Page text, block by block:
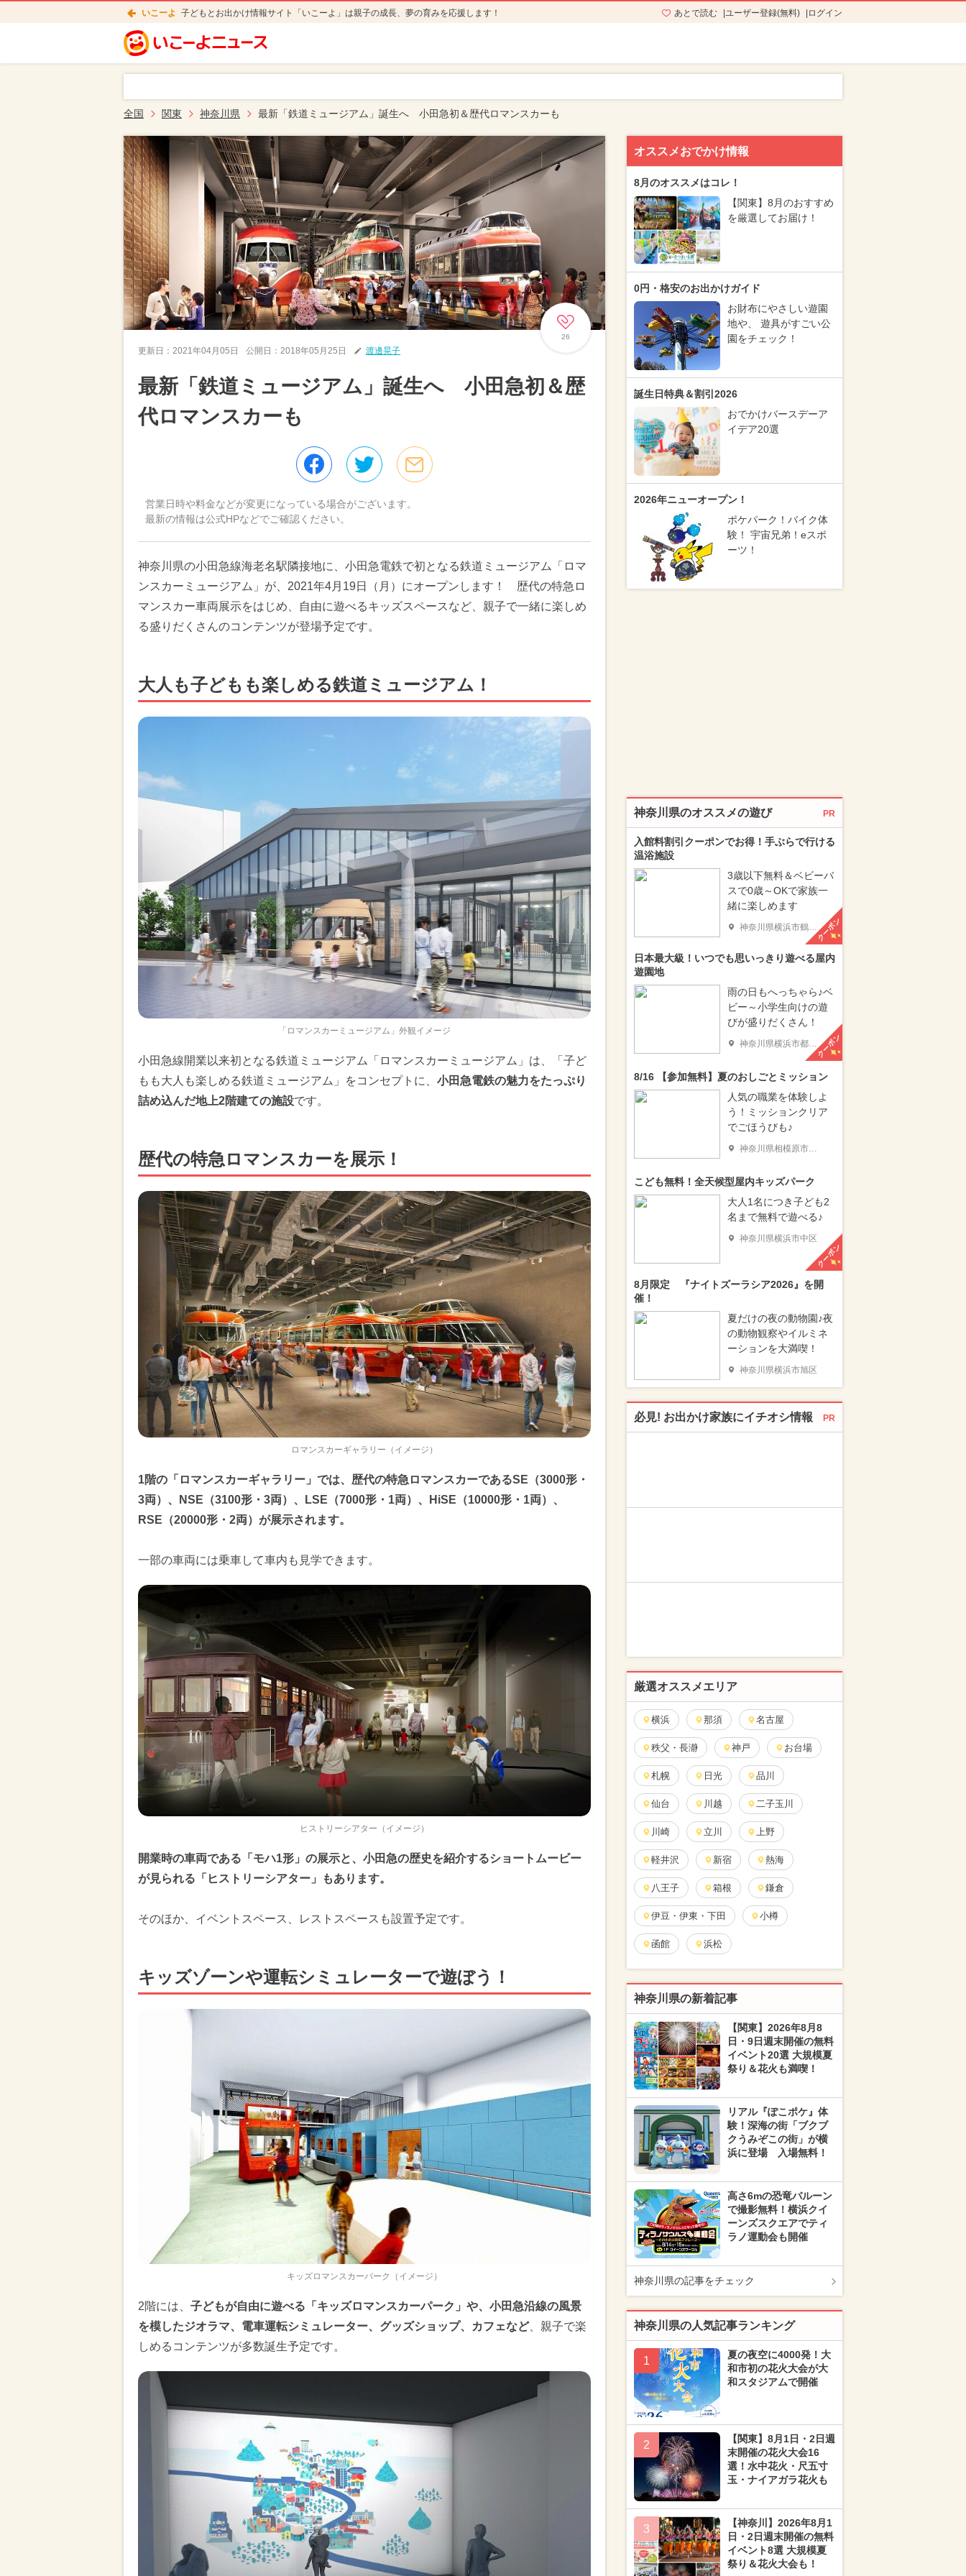
いこーよ 子どもとお出かけ情報サイト「いこーよ」は親子の成長、夢の育みを応援します！ あとで読む ユーザー登録(無料) ログイン
全国 関東 神奈川県 最新「鉄道ミュージアム」誕生へ 小田急初＆歴代ロマンスカーも
26
更新日： 2021年04月05日 公開日： 2018年05月25日 渡邊晃子
最新「鉄道ミュージアム」誕生へ 小田急初＆歴
代ロマンスカーも
営業日時や料金などが変更になっている場合がございます。
最新の情報は公式HPなどでご確認ください。
神奈川県の小田急線海老名駅隣接地に、小田急電鉄で初となる鉄道ミュージアム「ロマ
ンスカーミュージアム」が、2021年4月19日（月）にオープンします！ 歴代の特急ロ
マンスカー車両展示をはじめ、自由に遊べるキッズスペースなど、親子で一緒に楽しめ
る盛りだくさんのコンテンツが登場予定です。
大人も子どもも楽しめる鉄道ミュージアム！
「ロマンスカーミュージアム」外観イメージ
小田急線開業以来初となる鉄道ミュージアム「ロマンスカーミュージアム」は、「子ど
もも大人も楽しめる鉄道ミュージアム」をコンセプトに、 小田急電鉄の魅力をたっぷり
詰め込んだ地上2階建ての施設です。
歴代の特急ロマンスカーを展示！
ロマンスカーギャラリー（イメージ）
1階の「ロマンスカーギャラリー」では、歴代の特急ロマンスカーであるSE（3000形・
3両）、NSE（3100形・3両）、LSE（7000形・1両）、HiSE（10000形・1両）、
RSE（20000形・2両）が展示されます。
一部の車両には乗車して車内も見学できます。
ヒストリーシアター（イメージ）
開業時の車両である「モハ1形」の展示と、小田急の歴史を紹介するショートムービー
が見られる「ヒストリーシアター」もあります。
そのほか、イベントスペース、レストスペースも設置予定です。
キッズゾーンや運転シミュレーターで遊ぼう！
キッズロマンスカーパーク（イメージ）
2階には、 子どもが自由に遊べる「キッズロマンスカーパーク」や、小田急沿線の風景
を模したジオラマ、電車運転シミュレーター、グッズショップ、カフェなど、親子で楽
しめるコンテンツが多数誕生予定です。
オススメおでかけ情報
8月のオススメはコレ！
【関東】8月のおすすめ
を厳選してお届け！
0円・格安のお出かけガイド
お財布にやさしい遊園
地や、 遊具がすごい公
園をチェック！
誕生日特典＆割引2026
おでかけバースデーア
イデア20選
2026年ニューオープン！
ポケパーク！バイク体
験！ 宇宙兄弟！eスポ
ーツ！
神奈川県のオススメの遊び PR
入館料割引クーポンでお得！手ぶらで行ける
温浴施設
3歳以下無料＆ベビーバ
スで0歳～OKで家族一
緒に楽しめます
神奈川県横浜市鶴見区 クーポン
日本最大級！いつでも思いっきり遊べる屋内
遊園地
雨の日もへっちゃら♪ベ
ビー～小学生向けの遊
びが盛りだくさん！
神奈川県横浜市都筑区 クーポン
8/16 【参加無料】夏のおしごとミッション
人気の職業を体験しよ
う！ミッションクリア
でごほうびも♪
神奈川県相模原市南区
こども無料！全天候型屋内キッズパーク
大人1名につき子ども2
名まで無料で遊べる♪
神奈川県横浜市中区
クーポン
8月限定 『ナイトズーラシア2026』を開
催！
夏だけの夜の動物園♪夜
の動物観察やイルミネ
ーションを大満喫！
神奈川県横浜市旭区
必見! お出かけ家族にイチオシ情報 PR
厳選オススメエリア
横浜 那須 名古屋
秩父・長瀞 神戸 お台場
札幌 日光 品川
仙台 川越 二子玉川
川崎 立川 上野
軽井沢 新宿 熱海
八王子 箱根 鎌倉
伊豆・伊東・下田 小樽
函館 浜松
神奈川県の新着記事
【関東】2026年8月8
日・9日週末開催の無料
イベント20選 大規模夏
祭り＆花火も満喫！
リアル『ぽこポケ』体
験！深海の街「ブクブ
クうみぞこの街」が横
浜に登場 入場無料！
高さ6mの恐竜バルーン
で撮影無料！横浜クイ
ーンズスクエアでティ
ラノ運動会も開催
神奈川県の記事をチェック
神奈川県の人気記事ランキング
1
夏の夜空に4000発！大
和市初の花火大会が大
和スタジアムで開催
2
【関東】8月1日・2日週
末開催の花火大会16
選！水中花火・尺五寸
玉・ナイアガラ花火も
3
【神奈川】2026年8月1
日・2日週末開催の無料
イベント8選 大規模夏
祭り＆花火大会も！